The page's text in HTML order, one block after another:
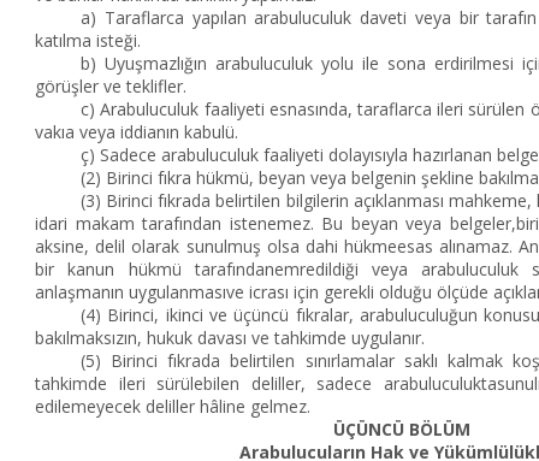
a) Taraflarca yapılan arabuluculuk daveti veya bir
katılma isteği.
b) Uyuşmazlığın arabuluculuk yolu ile sona erdirilmesi
görüşler ve teklifler.
c) Arabuluculuk faaliyeti esnasında, taraflarca ileri sürülen
vakıa veya iddianın kabulü.
ç) Sadece arabuluculuk faaliyeti dolayısıyla hazırlanan
(2) Birinci fıkra hükmü, beyan veya belgenin şekline
(3) Birinci fıkrada belirtilen bilgilerin açıklanması
idari makam tarafından istenemez. Bu beyan veya
aksine, delil olarak sunulmuş olsa dahi hükmeesas alınamaz.
bir kanun hükmü tarafındanemredildiği veya arabuluculuk
anlaşmanın uygulanmasıve icrası için gerekli olduğu ölçüde
(4) Birinci, ikinci ve üçüncü fıkralar, arabuluculuğun
bakılmaksızın, hukuk davası ve tahkimde uygulanır.
(5) Birinci fıkrada belirtilen sınırlamalar saklı kalmak
tahkimde ileri sürülebilen deliller, sadece
edilemeyecek deliller hâline gelmez.
ÜÇÜNCÜ BÖLÜM
Arabulucuların Hak ve